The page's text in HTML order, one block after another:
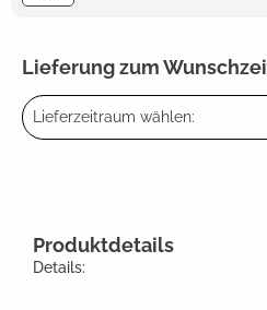
Lieferung zum
Lieferzeitraum wählen:
Produktdetails
Details: